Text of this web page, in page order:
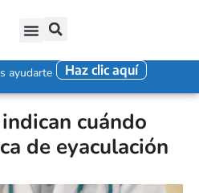
ayudarte Haz clic aquí
cuándo
de eyaculación